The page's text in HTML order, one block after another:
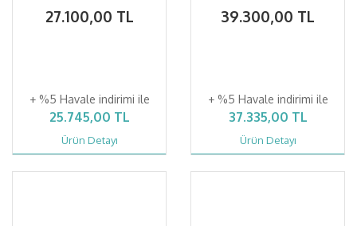
27.100,00 TL
+ %5 Havale indirimi ile
25.745,00 TL
Ürün Detayı
39.300,00 TL
+ %5 Havale indirimi ile
37.335,00 TL
Ürün Detayı